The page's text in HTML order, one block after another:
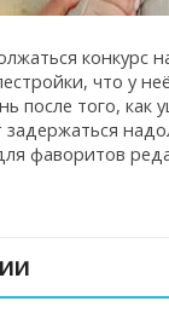
конкурс
что у
после того, как
фаворитов